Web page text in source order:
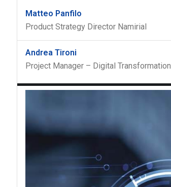
Matteo Panfilo
Product Strategy Director Namirial
Andrea Tironi
Project Manager – Digital Transformation